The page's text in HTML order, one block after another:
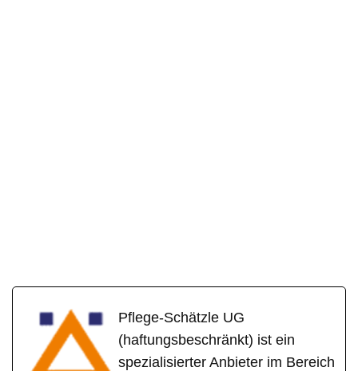
Pflege-Schätzle UG
(haftungsbeschränkt) ist ein
spezialisierter Anbieter im Bereich